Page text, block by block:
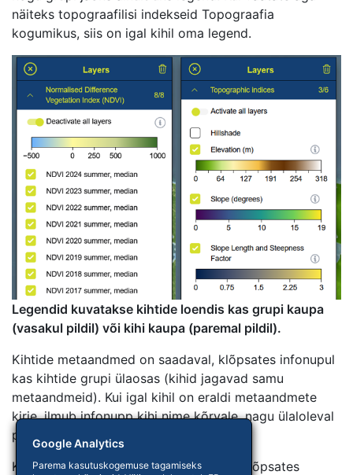
näiteks topograafilisi indekseid Topograafia
kogumikus, siis on igal kihil oma legend.
Legendid kuvatakse kihtide loendis kas grupi kaupa
(vasakul pildil) või kihi kaupa (paremal pildil).
Kihtide metaandmed on saadaval, klõpsates infonupul
kas kihtide grupi ülaosas (kihid jagavad samu
metaandmeid). Kui igal kihil on eraldi metaandmete
kirje, ilmub infonupp kihi nime kõrvale, nagu ülaloleval
pildil näha.
Kihtide loendi akna saab minimeerida, klõpsates
Google Analytics
Parema kasutuskogemuse tagamiseks